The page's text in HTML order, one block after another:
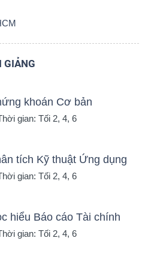
GIẢNG
khoán Cơ bản
gian: Tối 2, 4, 6
tích Kỹ thuật Ứng dụng
gian: Tối 2, 4, 6
hiểu Báo cáo Tài chính
gian: Tối 2, 4, 6